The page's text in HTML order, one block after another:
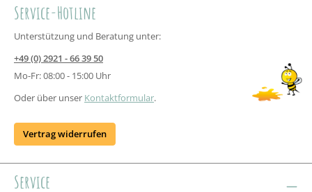
Service-Hotline
Unterstützung und Beratung unter:
+49 (0) 2921 - 66 39 50
Mo-Fr: 08:00 - 15:00 Uhr
Oder über unser Kontaktformular.
Vertrag widerrufen
Service